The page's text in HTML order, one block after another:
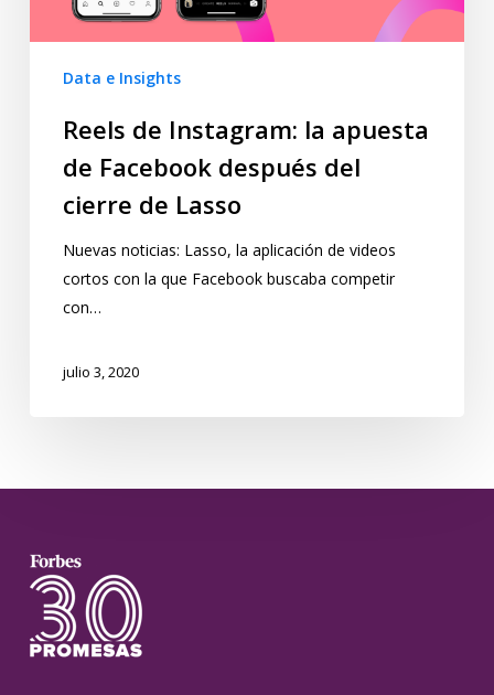
Data e Insights
Reels de Instagram: la apuesta
de Facebook después del
cierre de Lasso
Nuevas noticias: Lasso, la aplicación de videos
cortos con la que Facebook buscaba competir
con…
julio 3, 2020